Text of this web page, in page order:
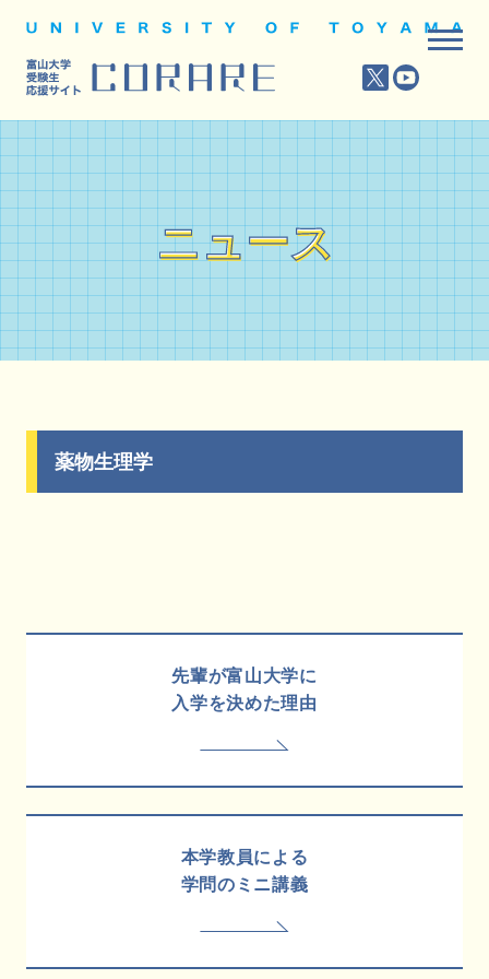
ニュース
ニュース
薬物生理学
先輩が富山大学に
入学を決めた理由
本学教員による
学問のミニ講義